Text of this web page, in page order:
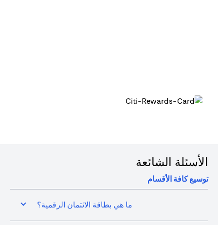
الأسئلة الشائعة
توسيع كافة الأقسام
ما هي بطاقة الائتمان الرقمية؟